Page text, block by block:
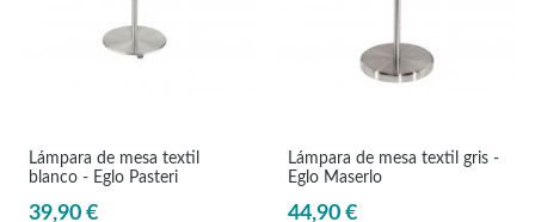
Lámpara de mesa textil
blanco - Eglo Pasteri
39,90 €
Lámpara de mesa textil gris -
Eglo Maserlo
44,90 €